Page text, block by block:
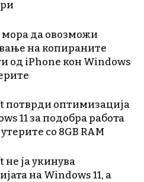
мора да овозможи
на копираните
од iPhone кон Windows
потврди оптимизација
11 за подобра работа
со 8GB RAM
ја укинува
на Windows 11, а